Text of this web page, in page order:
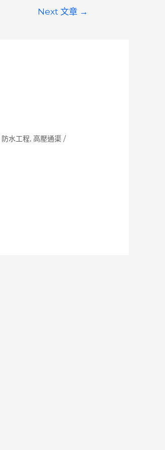
Next 文章 →
防水工程, 高壓通渠/